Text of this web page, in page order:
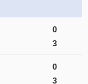
0
3
0
3